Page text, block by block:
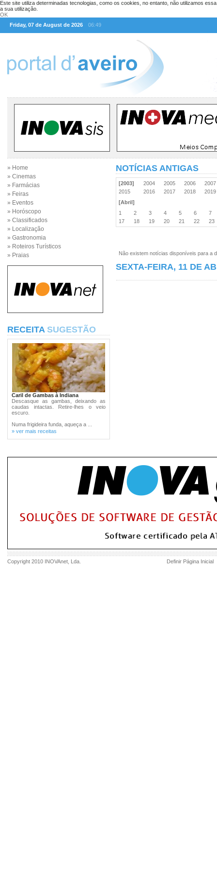
Este site utiliza determinadas tecnologias, como os cookies, no entanto, não utilizamos
a sua utilização.
OK
Friday, 07 de August de 2026
06:49
» Home
» Cinemas
» Farmácias
» Feiras
» Eventos
» Horóscopo
» Classificados
» Localização
» Gastronomia
» Roteiros Turísticos
» Praias
RECEITA SUGESTÃO
Caril de Gambas à Indiana
Descasque as gambas, deixando as
caudas intactas. Retire-lhes o veio
escuro.
Numa frigideira funda, aqueça a ...
» ver mais receitas
NOTÍCIAS ANTIGAS
[2003] 2004 2005 2006
2015
2016 2017 2018
[Abril]
1
2 3 4 5 6
7
17
18 19 20 21 22 23
Não existem notícias disponíveis para a
SEXTA-FEIRA, 11 DE
Copyright 2010 INOVAnet , Lda. Definir Página Inicial